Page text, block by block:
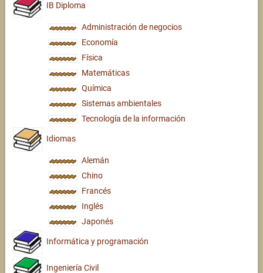
IB Diploma
Administración de negocios
Economía
Física
Matemáticas
Química
Sistemas ambientales
Tecnología de la información
Idiomas
Alemán
Chino
Francés
Inglés
Japonés
Informática y programación
Ingeniería Civil